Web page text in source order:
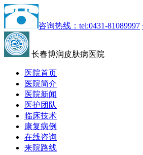
咨询热线：tel:0431-81089997
长春博润皮肤病医院
医院首页
医院简介
医院新闻
医护团队
临床技术
康复病例
在线咨询
来院路线